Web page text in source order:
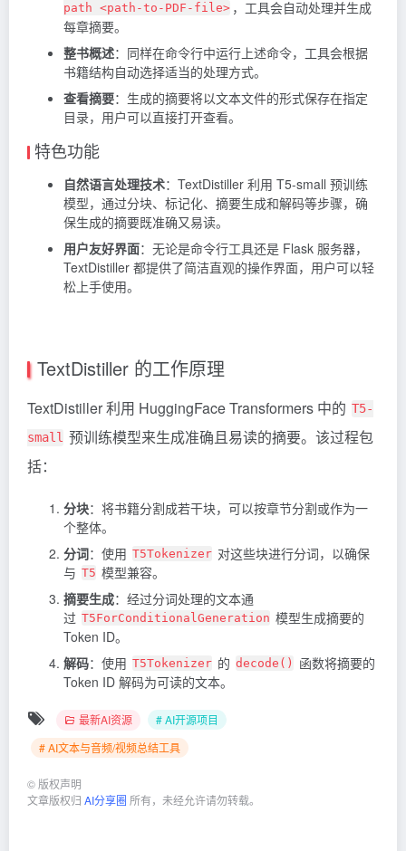
path <path-to-PDF-file> ，工具会自动处理并生成
每章摘要。
整书概述：同样在命令行中运行上述命令，工具会根据
书籍结构自动选择适当的处理方式。
查看摘要：生成的摘要将以文本文件的形式保存在指定
目录，用户可以直接打开查看。
特色功能
自然语言处理技术：TextDistiller 利用 T5-small 预训练
模型，通过分块、标记化、摘要生成和解码等步骤，确
保生成的摘要既准确又易读。
用户友好界面：无论是命令行工具还是 Flask 服务器，
TextDistiller 都提供了简洁直观的操作界面，用户可以轻
松上手使用。
TextDistiller 的工作原理
TextDistiller 利用 HuggingFace Transformers 中的 T5-
small 预训练模型来生成准确且易读的摘要。该过程包
括：
分块：将书籍分割成若干块，可以按章节分割或作为一
个整体。
分词：使用 T5Tokenizer 对这些块进行分词，以确保
与 T5 模型兼容。
摘要生成：经过分词处理的文本通
过 T5ForConditionalGeneration 模型生成摘要的
Token ID。
解码：使用 T5Tokenizer 的 decode()
函数将摘要的
Token ID 解码为可读的文本。
最新AI资源
# AI开源项目
# AI文本与音频/视频总结工具
© 版权声明
文章版权归 AI分享圈 所有，未经允许请勿转载。